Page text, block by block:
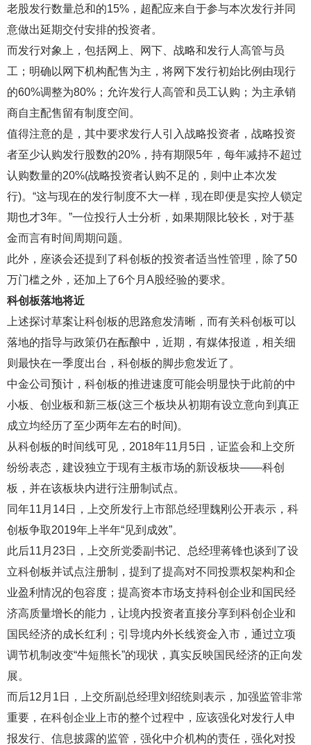
老股发行数量总和的15%，超配应来自于参与本次发行并同
意做出延期交付安排的投资者。
而发行对象上，包括网上、网下、战略和发行人高管与员
工；明确以网下机构配售为主，将网下发行初始比例由现行
的60%调整为80%；允许发行人高管和员工认购；为主承销
商自主配售留有制度空间。
值得注意的是，其中要求发行人引入战略投资者，战略投资
者至少认购发行股数的20%，持有期限5年，每年减持不超过
认购数量的20%(战略投资者认购不足的，则中止本次发
行)。“这与现在的发行制度不大一样，现在即便是实控人锁定
期也才3年。”一位投行人士分析，如果期限比较长，对于基
金而言有时间周期问题。
此外，座谈会还提到了科创板的投资者适当性管理，除了50
万门槛之外，还加上了6个月A股经验的要求。
科创板落地将近
上述探讨草案让科创板的思路愈发清晰，而有关科创板可以
落地的指导与政策仍在酝酿中，近期，有媒体报道，相关细
则最快在一季度出台，科创板的脚步愈发近了。
中金公司预计，科创板的推进速度可能会明显快于此前的中
小板、创业板和新三板(这三个板块从初期有设立意向到真正
成立均经历了至少两年左右的时间)。
从科创板的时间线可见，2018年11月5日，证监会和上交所
纷纷表态，建设独立于现有主板市场的新设板块——科创
板，并在该板块内进行注册制试点。
同年11月14日，上交所发行上市部总经理魏刚公开表示，科
创板争取2019年上半年“见到成效”。
此后11月23日，上交所党委副书记、总经理蒋锋也谈到了设
立科创板并试点注册制，提到了提高对不同投票权架构和企
业盈利情况的包容度；提高资本市场支持科创企业和国民经
济高质量增长的能力，让境内投资者直接分享到科创企业和
国民经济的成长红利；引导境内外长线资金入市，通过立项
调节机制改变“牛短熊长”的现状，真实反映国民经济的正向发
展。
而后12月1日，上交所副总经理刘绍统则表示，加强监管非常
重要，在科创企业上市的整个过程中，应该强化对发行人申
报发行、信息披露的监管，强化中介机构的责任，强化对投